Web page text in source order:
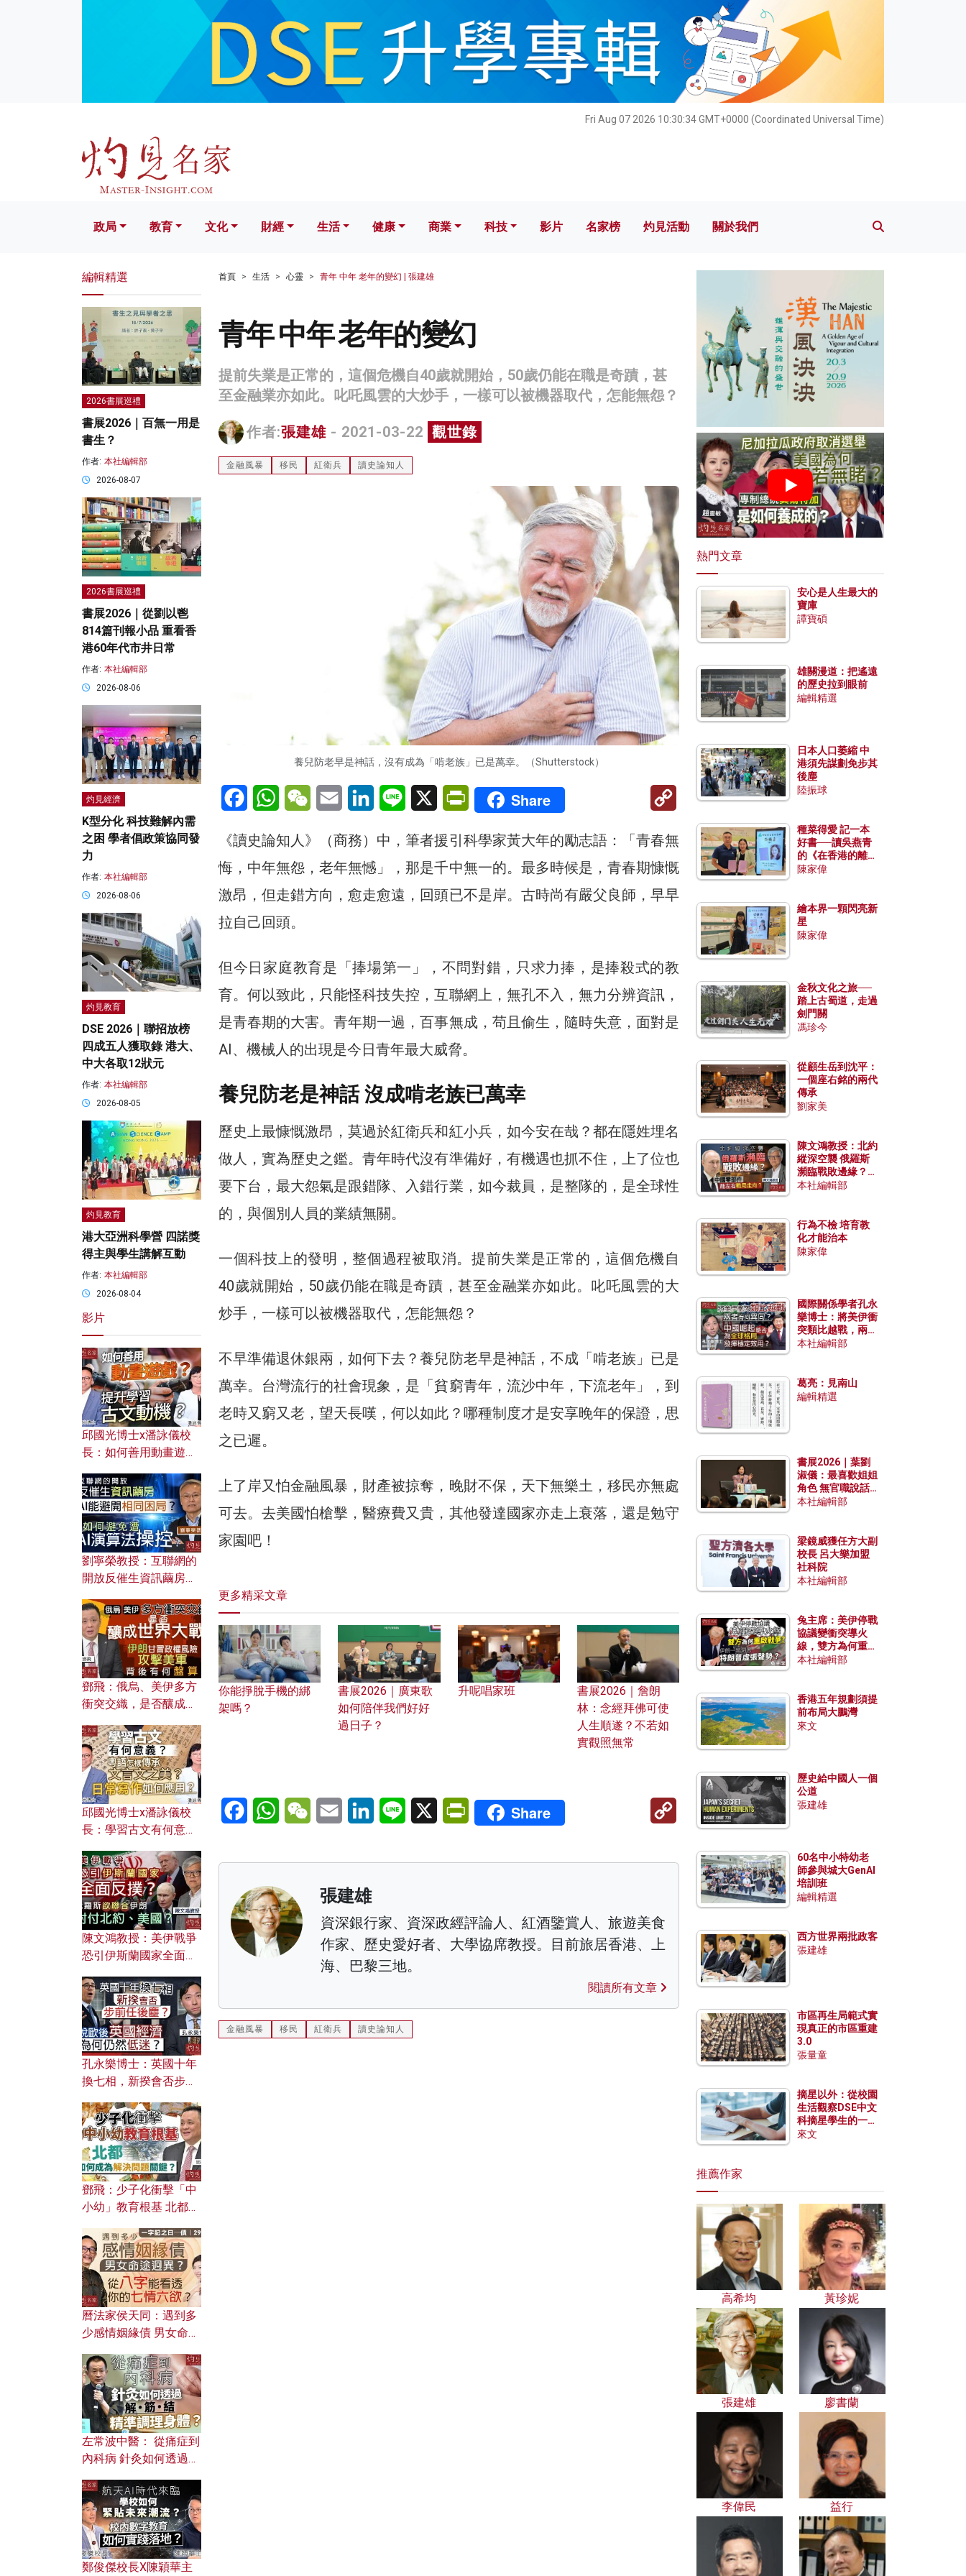
Fri Aug 07 2026 10:30:36 GMT+0000 (Coordinated Universal Time)
文化 財經 生活 健康 科技 影片 名家榜 灼見活動 關於我們
政局 教育 文化 財經 生活 健康 商業 科技 影片 名家榜 灼見活動 關於我們
首頁 生活 心靈 青年 中年 老年的變幻 | 張建雄
青年 中年 老年的變幻
提前失業是正常的，這個危機自40歲就開始，50歲仍能在職是奇蹟，甚
至金融業亦如此。叱吒風雲的大炒手，一樣可以被機器取代，怎能無怨？
作者:張建雄 - 2021-03-22 觀世錄
金融風暴 移民 紅衛兵 讀史論知人
養兒防老早是神話，沒有成為「啃老族」已是萬幸。（Shutterstock）
FacebookWhatsAppWeChatEmail LinkedInLine X PrintFriendly
Share
Copy
Link
《讀史論知人》（商務）中，筆者援引科學家黃大年的勵志語：「青春無
悔，中年無怨，老年無憾」，那是千中無一的。最多時候是，青春期慷慨
激昂，但走錯方向，愈走愈遠，回頭已不是岸。古時尚有嚴父良師，早早
拉自己回頭。
但今日家庭教育是「捧場第一」，不問對錯，只求力捧，是捧殺式的教
育。何以致此，只能怪科技失控，互聯網上，無孔不入，無力分辨資訊，
是青春期的大害。青年期一過，百事無成，苟且偷生，隨時失意，面對是
AI、機械人的出現是今日青年最大威脅。
養兒防老是神話 沒成啃老族已萬幸
歷史上最慷慨激昂，莫過於紅衛兵和紅小兵，如今安在哉？都在隱姓埋名
做人，實為歷史之鑑。青年時代沒有準備好，有機遇也抓不住，上了位也
要下台，最大怨氣是跟錯隊、入錯行業，如今裁員，是整隊的，是全球性
的，與個別人員的業績無關。
一個科技上的發明，整個過程被取消。提前失業是正常的，這個危機自
40歲就開始，50歲仍能在職是奇蹟，甚至金融業亦如此。叱吒風雲的大
炒手，一樣可以被機器取代，怎能無怨？
不早準備退休銀兩，如何下去？養兒防老早是神話，不成「啃老族」已是
萬幸。台灣流行的社會現象，是「貧窮青年，流沙中年，下流老年」，到
老時又窮又老，望天長嘆，何以如此？哪種制度才是安享晚年的保證，思
之已遲。
上了岸又怕金融風暴，財產被掠奪，晚財不保，天下無樂土，移民亦無處
可去。去美國怕槍擊，醫療費又貴，其他發達國家亦走上衰落，還是勉守
家園吧！
更多精采文章
你能掙脫手機的綁
架嗎？
書展2026｜廣東歌
如何陪伴我們好好
過日子？
升呢唱家班
書展2026｜詹朗
林：念經拜佛可使
人生順遂？不若如
實觀照無常
FacebookWhatsAppWeChatEmail LinkedInLine X PrintFriendly
Share
Copy
張建雄
資深銀行家、資深政經評論人、紅酒鑒賞人、旅遊美食
作家、歷史愛好者、大學協席教授。目前旅居香港、上
海、巴黎三地。
閱讀所有文章
金融風暴 移民 紅衛兵 讀史論知人
編輯精選
2026書展巡禮
書展2026｜百無一用是
書生？
作者: 本社編輯部
2026-08-07
2026書展巡禮
書展2026｜從劉以鬯
814篇刊報小品 重看香
港60年代市井日常
作者: 本社編輯部
2026-08-06
灼見經濟
K型分化 科技難解內需
之困 學者倡政策協同發
力
作者: 本社編輯部
2026-08-06
灼見教育
DSE 2026｜聯招放榜
四成五人獲取錄 港大、
中大各取12狀元
作者: 本社編輯部
2026-08-05
灼見教育
港大亞洲科學營 四諾獎
得主與學生講解互動
作者: 本社編輯部
2026-08-04
影片
邱國光博士x潘詠儀校
長：如何善用動畫遊戲
劉寧榮教授：互聯網的
開放反催生資訊繭房，
何避免遭AI演算法操
控？
鄧飛：俄烏、美伊多方
衝突交織，是否釀成世
風險攻擊美軍，背後有
何盤算？
邱國光博士x潘詠儀校
長：學習古文有何意
文之美？ 日常寫作如何
應用？
陳文鴻教授：美伊戰爭
恐引伊斯蘭國家全面反
對付北約美國？
孔永樂博士：英國十年
換七相，新揆會否步前
濟為何仍然低迷？
鄧飛：少子化衝擊「中
小幼」教育根基 北都如
曆法家侯天同：遇到多
少感情姻緣債 男女命途
的七情六欲？
左常波中醫： 從痛症到
內科病 針灸如何透過解
鄭俊傑校長X陳穎華主
熱門文章
安心是人生最大的
寶庫
譚寶碩
雄關漫道：把遙遠
的歷史拉到眼前
編輯精選
日本人口萎縮 中
港須先謀劃免步其
後塵
陸振球
種菜得愛 記一本
好書──讀吳燕青
的《在香港的離島
種菜》
陳家偉
繪本界一顆閃亮新
星
陳家偉
金秋文化之旅──
踏上古蜀道，走過
劍門關
馮珍今
從顧生岳到沈平：
一個座右銘的兩代
傳承
劉家美
陳文鴻教授：北約
縱深空襲 俄羅斯
瀕臨戰敗邊緣？中
國零部件能左右戰
本社編輯部
行為不檢 培育教
化才能治本
陳家偉
國際關係學者孔永
樂博士：將美伊衝
突類比越戰，兩者
有何異同？中國崛
本社編輯部
葛亮：見南山
編輯精選
書展2026｜葉劉
淑儀：最喜歡姐姐
角色 無官職說話
包袱少
本社編輯部
梁鏡威獲任方大副
校長 呂大樂加盟
社科院
本社編輯部
兔主席：美伊停戰
協議變衝突導火
線，雙方為何重啟
戰爭？伊朗一早洞
本社編輯部
香港五年規劃須提
前布局大鵬灣
來文
歷史給中國人一個
公道
張建雄
60名中小特幼老
師參與城大GenAI
培訓班
編輯精選
西方世界兩批政客
張建雄
市區再生局範式實
現真正的市區重建
3.0
張量童
摘星以外：從校園
生活觀察DSE中文
科摘星學生的一點
特質
來文
推薦作家
高希均 黃珍妮
張建雄 廖書蘭
李偉民 益行